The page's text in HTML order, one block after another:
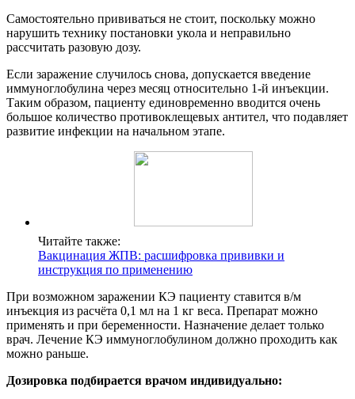
Самостоятельно прививаться не стоит, поскольку можно
нарушить технику постановки укола и неправильно
рассчитать разовую дозу.
Если заражение случилось снова, допускается введение
иммуноглобулина через месяц относительно 1-й инъекции.
Таким образом, пациенту единовременно вводится очень
большое количество противоклещевых антител, что подавляет
развитие инфекции на начальном этапе.
Читайте также:
Вакцинация ЖПВ: расшифровка прививки и
инструкция по применению
При возможном заражении КЭ пациенту ставится в/м
инъекция из расчёта 0,1 мл на 1 кг веса. Препарат можно
применять и при беременности. Назначение делает только
врач. Лечение КЭ иммуноглобулином должно проходить как
можно раньше.
Дозировка подбирается врачом индивидуально: